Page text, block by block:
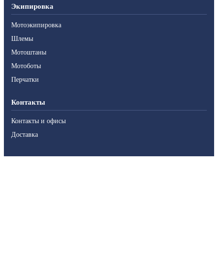
Экипировка
Мотоэкипировка
Шлемы
Мотоштаны
Мотоботы
Перчатки
Контакты
Контакты и офисы
Доставка